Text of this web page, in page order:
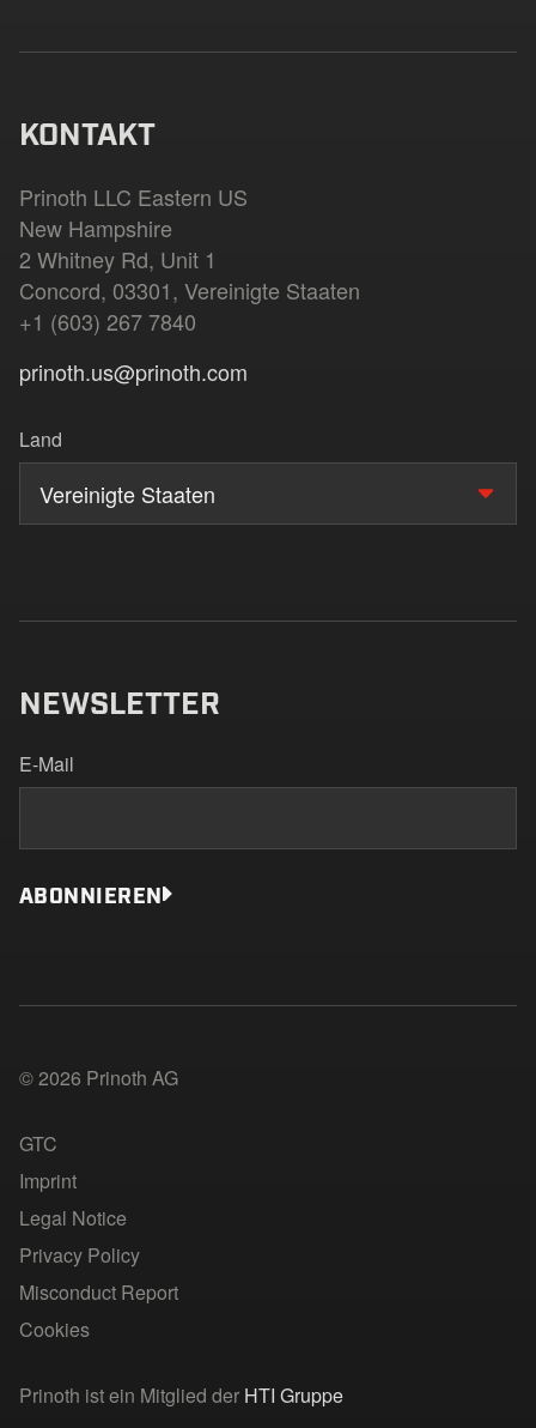
KONTAKT
Prinoth LLC Eastern US
New Hampshire
2 Whitney Rd, Unit 1
Concord, 03301, Vereinigte Staaten
+1 (603) 267 7840
prinoth.us@prinoth.com
Land
Vereinigte Staaten
NEWSLETTER
E-Mail
ABONNIEREN
© 2026 Prinoth AG
GTC
Imprint
Legal Notice
Privacy Policy
Misconduct Report
Cookies
Prinoth ist ein Mitglied der HTI Gruppe